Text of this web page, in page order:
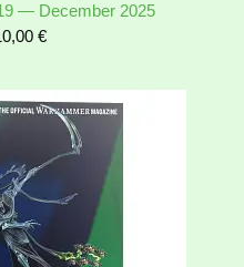
— December 2025
€